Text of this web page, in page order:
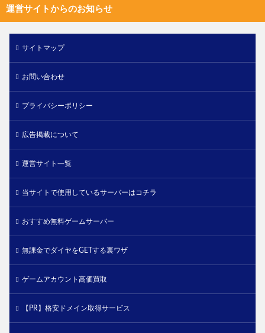
運営サイトからのお知らせ
サイトマップ
お問い合わせ
プライバシーポリシー
広告掲載について
運営サイト一覧
当サイトで使用しているサーバーはコチラ
おすすめ無料ゲームサーバー
無課金でダイヤをGETする裏ワザ
ゲームアカウント高価買取
【PR】格安ドメイン取得サービス